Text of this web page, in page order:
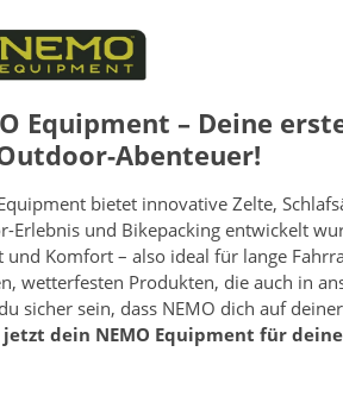
Equipment – Deine
Abenteuer!
bietet innovative Zelte,
Erlebnis und Bikepacking entwickelt
und Komfort – also ideal für lange
wetterfesten Produkten, die auch in
sicher sein, dass NEMO dich auf
dein NEMO Equipment für